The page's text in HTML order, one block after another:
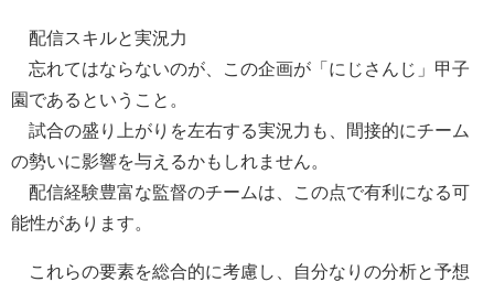
配信スキルと実況力
忘れてはならないのが、この企画が「にじさんじ」甲子
園であるということ。
試合の盛り上がりを左右する実況力も、間接的にチーム
の勢いに影響を与えるかもしれません。
配信経験豊富な監督のチームは、この点で有利になる可
能性があります。
これらの要素を総合的に考慮し、自分なりの分析と予想